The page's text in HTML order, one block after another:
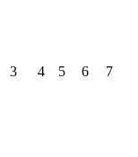
3 4 5 6 7